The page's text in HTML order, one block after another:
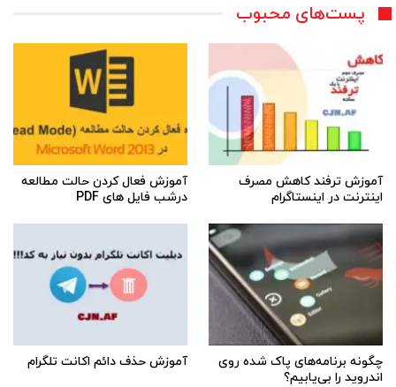
پست‌های محبوب
آموزش ترفند کاهش مصرف
اینترنت در اینستاگرام
آموزش فعال کردن حالت مطالعه
درشب فایل های PDF
چگونه برنامه‌های پاک شده روی
اندروید را بی‌یابیم؟
آموزش حذف دائم اکانت تلگرام